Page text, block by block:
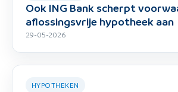
Ook ING Bank scherpt
aflossingsvrije hypotheek aan
29-05-2026
HYPOTHEKEN